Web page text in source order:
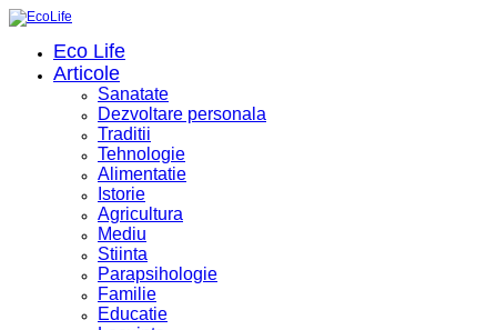
Eco Life
Articole
Sanatate
Dezvoltare personala
Traditii
Tehnologie
Alimentatie
Istorie
Agricultura
Mediu
Stiinta
Parapsihologie
Familie
Educatie